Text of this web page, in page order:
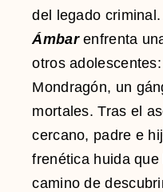
del legado
Ámbarenfrenta
otros
Mondragón, un
mortales. Tras el
cercano, padre e
frenética huida
camino de